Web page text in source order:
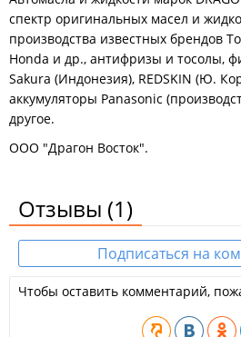
спектр оригинальных масел и
производства известных брендов
Honda и др., антифризы и тосолы,
Sakura (Индонезия), REDSKIN (Ю.
аккумуляторы Panasonic
другое.
ООО "Драгон Восток".
Отзывы (1)
Подписаться на
Чтобы оставить комментарий,